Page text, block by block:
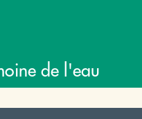
de l'eau